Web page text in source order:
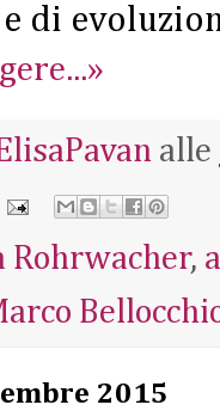
di
alle
Rohrwacher,
2015